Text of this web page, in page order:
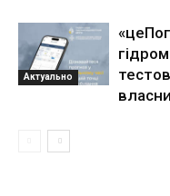
Актуально